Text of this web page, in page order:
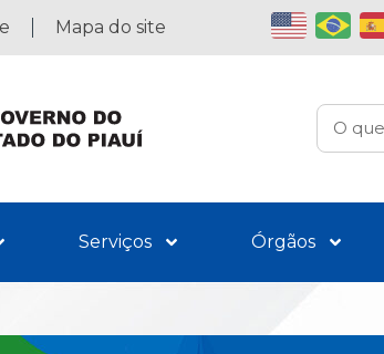
Mapa do site
Serviços Órgãos